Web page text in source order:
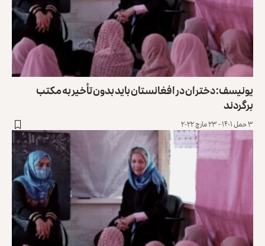
یونیسف: دختران در افغانستان باید بدون تأخیر به مکتب
برگردند
۳ حمل ۱۴۰۱ - ۲۳ مارچ ۲۰۲۲